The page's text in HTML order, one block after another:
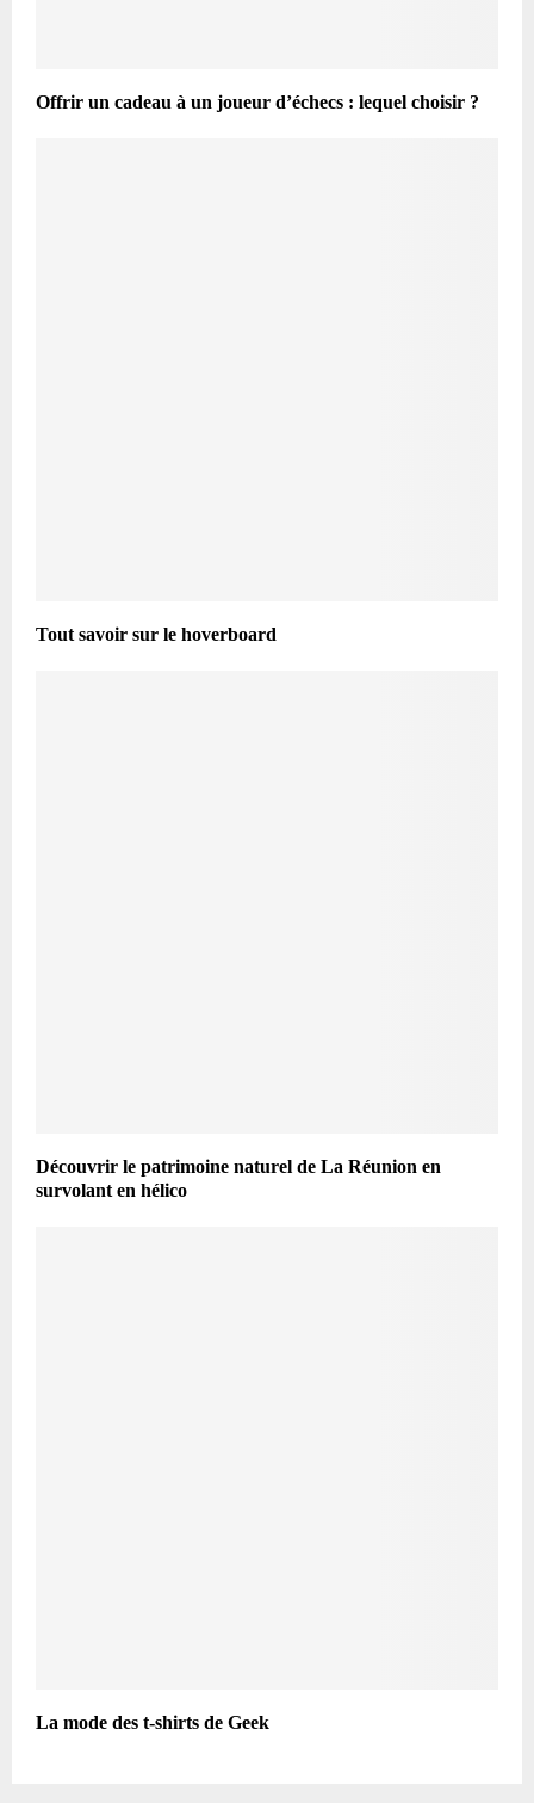
Offrir un cadeau à un joueur d’échecs : lequel choisir ?
Tout savoir sur le hoverboard
Découvrir le patrimoine naturel de La Réunion en
survolant en hélico
La mode des t-shirts de Geek